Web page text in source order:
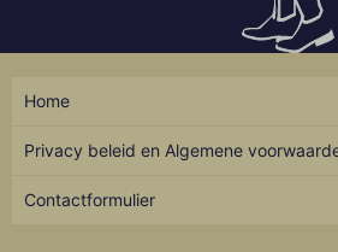
Home
Privacy beleid en Algemene
Contactformulier